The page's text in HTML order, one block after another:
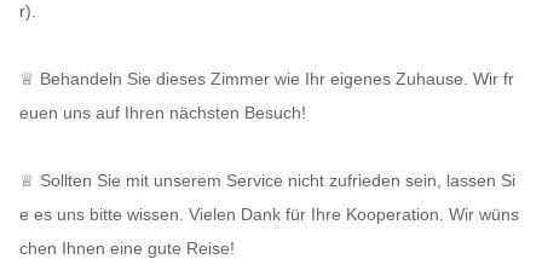
r).
♕ Behandeln Sie dieses Zimmer wie Ihr eigenes Zuhause. Wir fr
euen uns auf Ihren nächsten Besuch!
♕ Sollten Sie mit unserem Service nicht zufrieden sein, lassen Si
e es uns bitte wissen. Vielen Dank für Ihre Kooperation. Wir wüns
chen Ihnen eine gute Reise!